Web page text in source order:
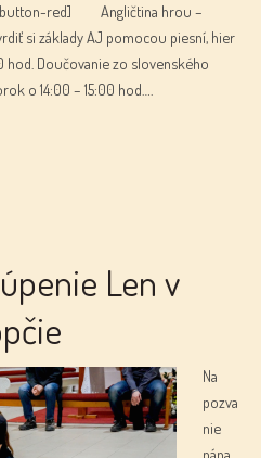
button-red] Angličtina hrou –
si základy AJ pomocou piesní, hier
hod. Doučovanie zo slovenského
o 14:00 – 15:00 hod….
Len v
Na
pozva
nie
pána